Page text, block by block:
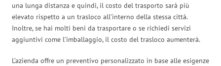
una lunga distanza e quindi, il costo del trasporto sarà più
elevato rispetto a un trasloco all’interno della stessa città.
Inoltre, se hai molti beni da trasportare o se richiedi servizi
aggiuntivi come l’imballaggio, il costo del trasloco aumenterà.
L’azienda offre un preventivo personalizzato in base alle esigenze